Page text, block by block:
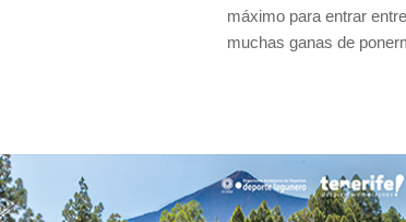
máximo para entrar
muchas ganas de